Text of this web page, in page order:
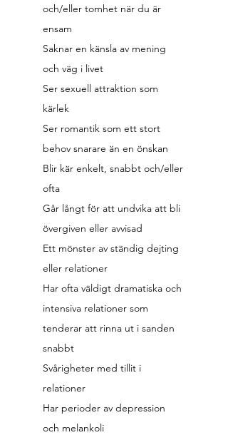
och/eller tomhet när du är
ensam
Saknar en känsla av mening
och väg i livet
Ser sexuell attraktion som
kärlek
Ser romantik som ett stort
behov snarare än en önskan
Blir kär enkelt, snabbt och/eller
ofta
Går långt för att undvika att bli
övergiven eller avvisad
Ett mönster av ständig dejting
eller relationer
Har ofta väldigt dramatiska och
intensiva relationer som
tenderar att rinna ut i sanden
snabbt
Svårigheter med tillit i
relationer
Har perioder av depression
och melankoli